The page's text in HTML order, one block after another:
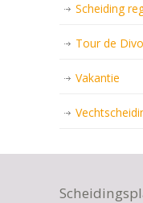
Scheiding
Tour de
Vakantie